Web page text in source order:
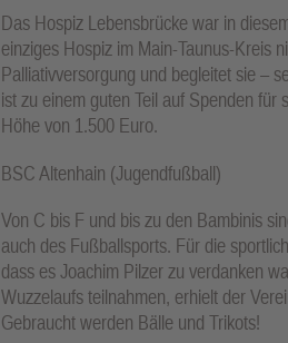
Das Hospiz Lebensbrücke war in
einziges Hospiz im Main-Taunus-Kreis
Palliativversorgung und begleitet sie –
ist zu einem guten Teil auf Spenden
Höhe von 1.500 Euro.
BSC Altenhain (Jugendfußball)
Von C bis F und bis zu den Bambinis
auch des Fußballsports. Für die
dass es Joachim Pilzer zu verdanken
Wuzzelaufs teilnahmen, erhielt der
Gebraucht werden Bälle und Trikots!